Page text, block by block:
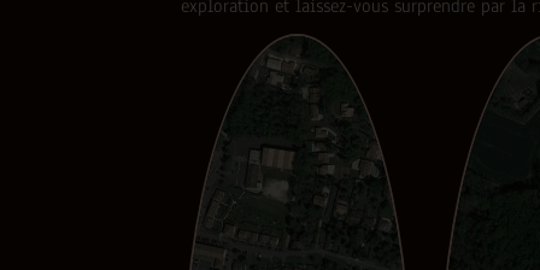
exploration et laissez-vous surprendre par la